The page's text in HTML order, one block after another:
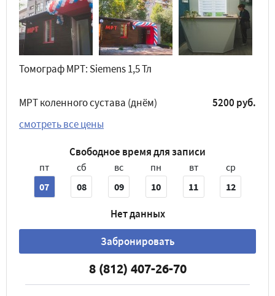
Томограф МРТ: Siemens 1,5 Тл
МРТ коленного сустава (днём)
5200 руб.
смотреть все цены
Свободное время для записи
пт
07
сб
08
вс
09
пн
10
вт
11
ср
12
Нет данных
Забронировать
8 (812) 407-26-70